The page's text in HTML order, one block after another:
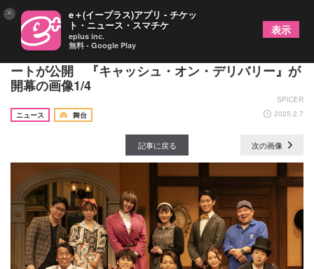
今江大地、松本幸大ら出演者のコメント＆公演レポ
ートが公開 『キャッシュ・オン・デリバリー』が
開幕の画像1/4
SPICER
ニュース
舞台 2025.2.7
記事に戻る 次の画像
× e＋(イープラス)アプリ - チケッ
ト・ニュース・スマチケ
eplus inc.
無料 - Google Play
表示